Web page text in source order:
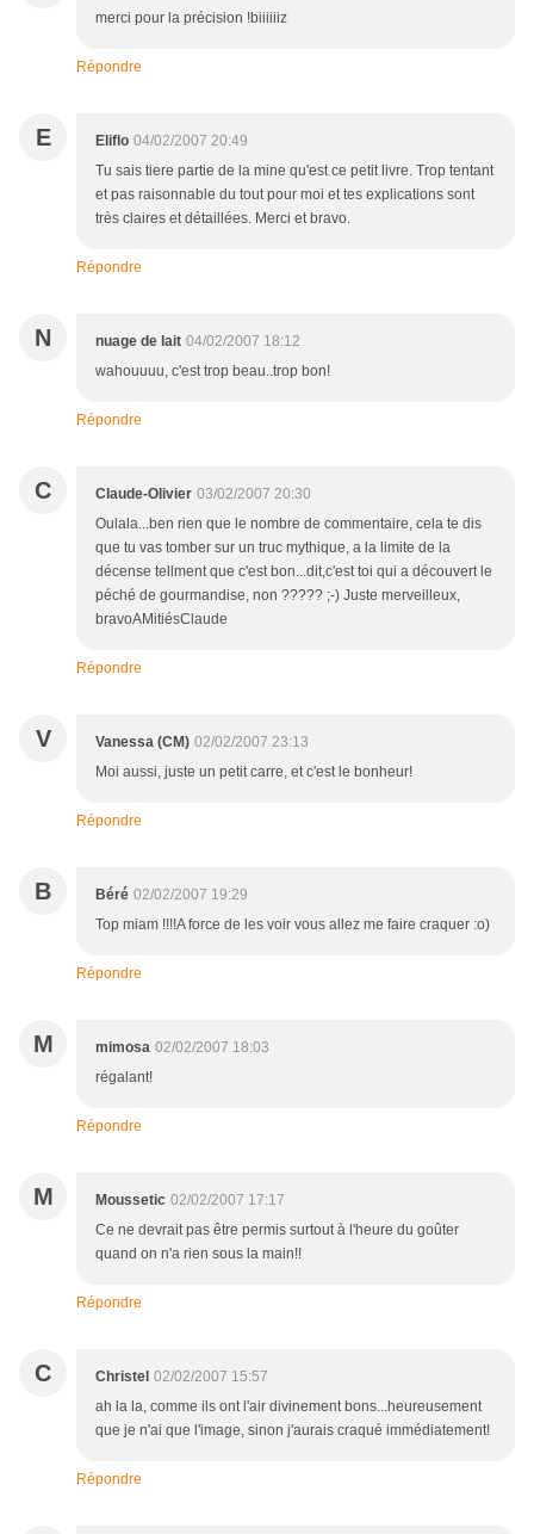
merci pour la précision !biiiiiiz
Répondre
E Eliflo 04/02/2007 20:49
Tu sais tiere partie de la mine qu'est ce petit livre. Trop tentant
et pas raisonnable du tout pour moi et tes explications sont
très claires et détaillées. Merci et bravo.
Répondre
N nuage de lait 04/02/2007 18:12
wahouuuu, c'est trop beau..trop bon!
Répondre
C Claude-Olivier 03/02/2007 20:30
Oulala...ben rien que le nombre de commentaire, cela te dis
que tu vas tomber sur un truc mythique, a la limite de la
décense tellment que c'est bon...dit,c'est toi qui a découvert le
péché de gourmandise, non ????? ;-) Juste merveilleux,
bravoAMitiésClaude
Répondre
V Vanessa (CM) 02/02/2007 23:13
Moi aussi, juste un petit carre, et c'est le bonheur!
Répondre
B Béré 02/02/2007 19:29
Top miam !!!!A force de les voir vous allez me faire craquer :o)
Répondre
M mimosa 02/02/2007 18:03
régalant!
Répondre
M Moussetic 02/02/2007 17:17
Ce ne devrait pas être permis surtout à l'heure du goûter
quand on n'a rien sous la main!!
Répondre
C Christel 02/02/2007 15:57
ah la la, comme ils ont l'air divinement bons...heureusement
que je n'ai que l'image, sinon j'aurais craqué immédiatement!
Répondre